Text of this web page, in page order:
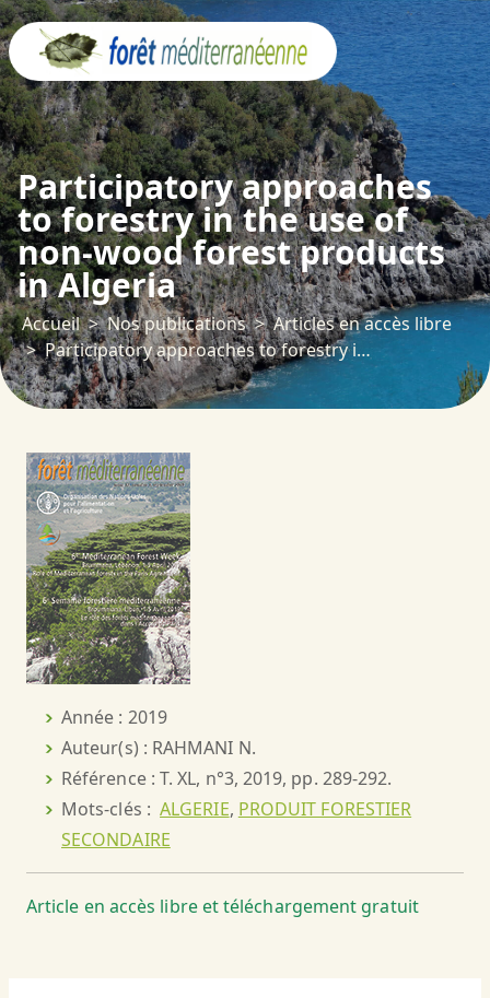
Participatory approaches
to forestry in the use of
non-wood forest products
in Algeria
Accueil Nos publications
Articles en accès libre
Participatory approaches to forestry in the use of non-wood forest products in Algeria
Année : 2019
Auteur(s) : RAHMANI N.
Référence : T. XL, n°3, 2019, pp. 289-292.
Mots-clés :ALGERIE, PRODUIT FORESTIER
SECONDAIRE
Article en accès libre et téléchargement gratuit
Panneau de gestion des cookies